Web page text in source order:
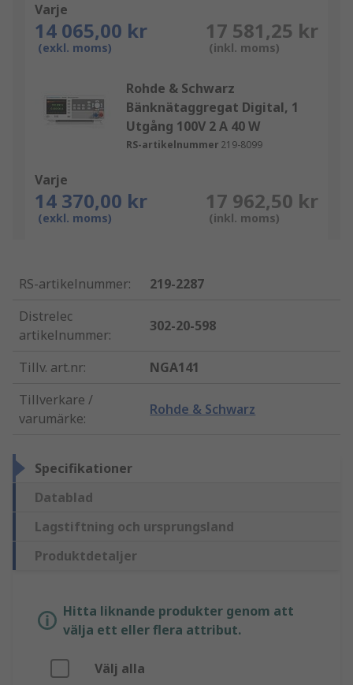
Varje
14 065,00 kr
(exkl. moms)
17 581,25 kr
(inkl. moms)
Rohde & Schwarz
Bänknätaggregat Digital, 1
Utgång 100V 2 A 40 W
RS-artikelnummer 219-8099
Varje
14 370,00 kr
(exkl. moms)
17 962,50 kr
(inkl. moms)
RS-artikelnummer:
219-2287
Distrelec
artikelnummer:
302-20-598
Tillv. art.nr:
NGA141
Tillverkare /
varumärke:
Rohde & Schwarz
Specifikationer
Datablad
Lagstiftning och ursprungsland
Produktdetaljer
Hitta liknande produkter genom att
välja ett eller flera attribut.
Välj alla